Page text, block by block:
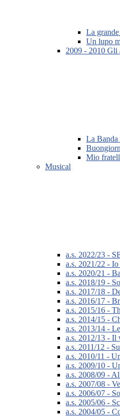
La
Un lupo
2009 - 2010 Gli
La
Mio
Musical
a.s. 2022/23 -
a.s. 2021/22 -
a.s. 2020/21 -
a.s. 2018/19 -
a.s. 2017/18 -
a.s. 2016/17 -
a.s. 2015/16 -
a.s. 2014/15 -
a.s. 2013/14 -
a.s. 2012/13 - Il
a.s. 2011/12 -
a.s. 2010/11 -
a.s. 2009/10 -
a.s. 2008/09 -
a.s. 2007/08 -
a.s. 2006/07 -
a.s. 2005/06 -
a.s. 2004/05 -